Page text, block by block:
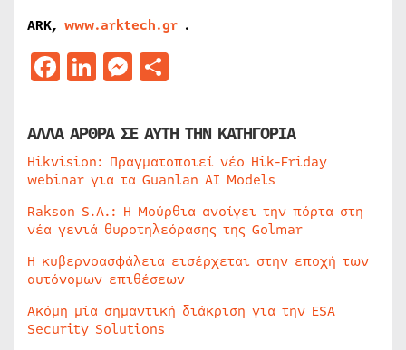
ARK, www.arktech.gr .
Facebook
LinkedIn
Messenger
ΑΛΛΑ ΑΡΘΡΑ ΣΕ ΑΥΤΗ ΤΗΝ ΚΑΤΗΓΟΡΙΑ
Hikvision: Πραγματοποιεί νέο Hik-Friday
webinar για τα Guanlan AI Models
Rakson S.A.: Η Μούρθια ανοίγει την πόρτα στη
νέα γενιά θυροτηλεόρασης της Golmar
Η κυβερνοασφάλεια εισέρχεται στην εποχή των
αυτόνομων επιθέσεων
Ακόμη μία σημαντική διάκριση για την ESA
Security Solutions